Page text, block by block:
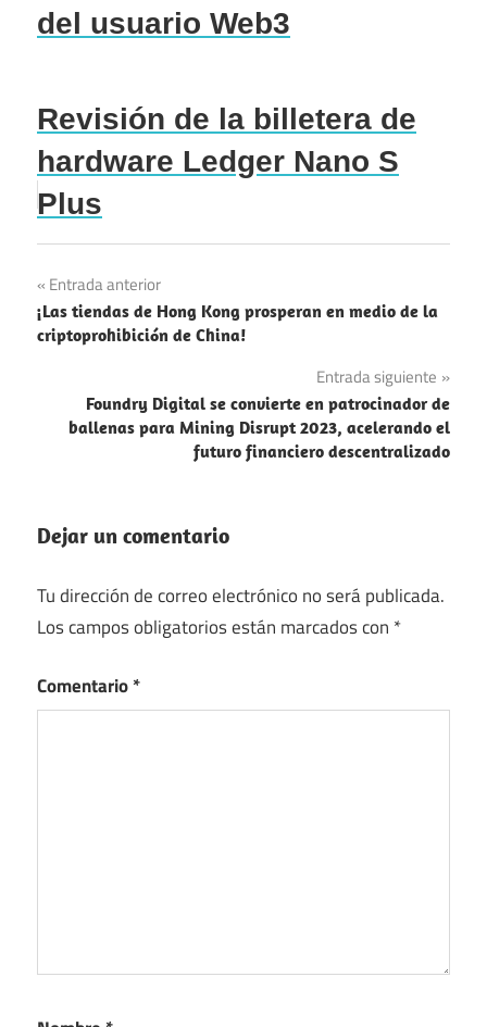
del usuario Web3
Revisión de la billetera de
hardware Ledger Nano S
Plus
Navegación
de
Entrada anterior
¡Las tiendas de Hong Kong prosperan en medio de la
criptoprohibición de China!
Entrada siguiente
Foundry Digital se convierte en patrocinador de
ballenas para Mining Disrupt 2023, acelerando el
futuro financiero descentralizado
Dejar un comentario
Tu dirección de correo electrónico no será publicada.
Los campos obligatorios están marcados con *
Comentario*